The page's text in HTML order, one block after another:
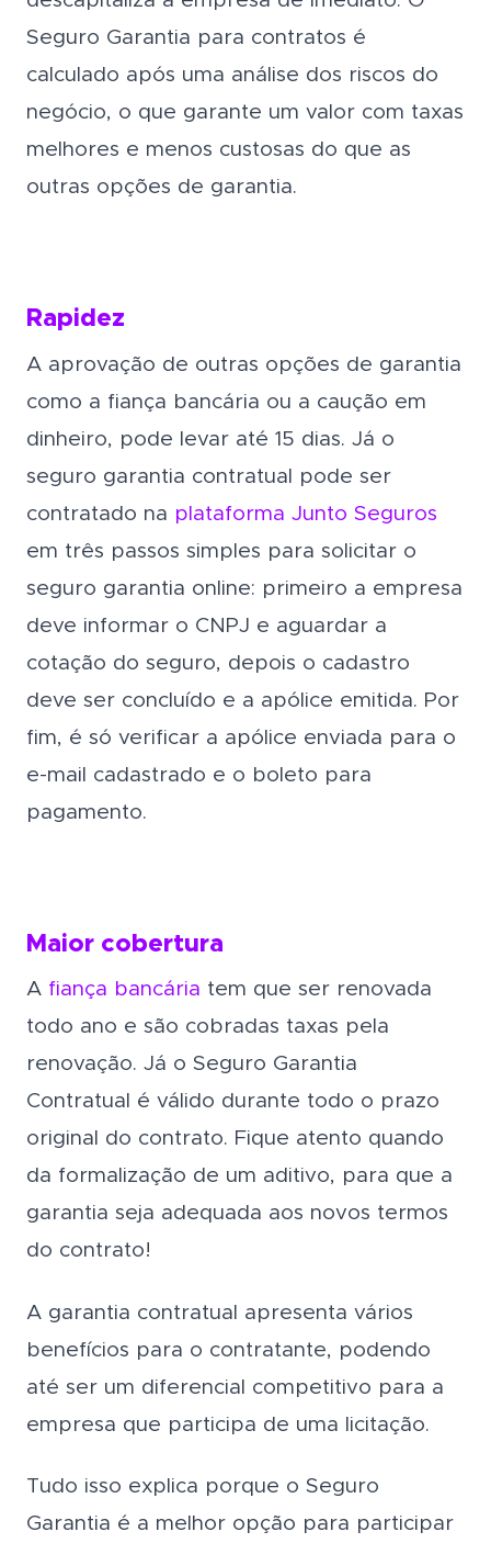
Seguro Garantia para contratos é
calculado após uma análise dos riscos do
negócio, o que garante um valor com taxas
melhores e menos custosas do que as
outras opções de garantia.
Rapidez
A aprovação de outras opções de garantia
como a fiança bancária ou a caução em
dinheiro, pode levar até 15 dias. Já o
seguro garantia contratual pode ser
contratado na plataforma Junto Seguros
em três passos simples para solicitar o
seguro garantia online: primeiro a empresa
deve informar o CNPJ e aguardar a
cotação do seguro, depois o cadastro
deve ser concluído e a apólice emitida. Por
fim, é só verificar a apólice enviada para o
e-mail cadastrado e o boleto para
pagamento.
Maior cobertura
A fiança bancária tem que ser renovada
todo ano e são cobradas taxas pela
renovação. Já o Seguro Garantia
Contratual é válido durante todo o prazo
original do contrato. Fique atento quando
da formalização de um aditivo, para que a
garantia seja adequada aos novos termos
do contrato!
A garantia contratual apresenta vários
benefícios para o contratante, podendo
até ser um diferencial competitivo para a
empresa que participa de uma licitação.
Tudo isso explica porque o Seguro
Garantia é a melhor opção para participar